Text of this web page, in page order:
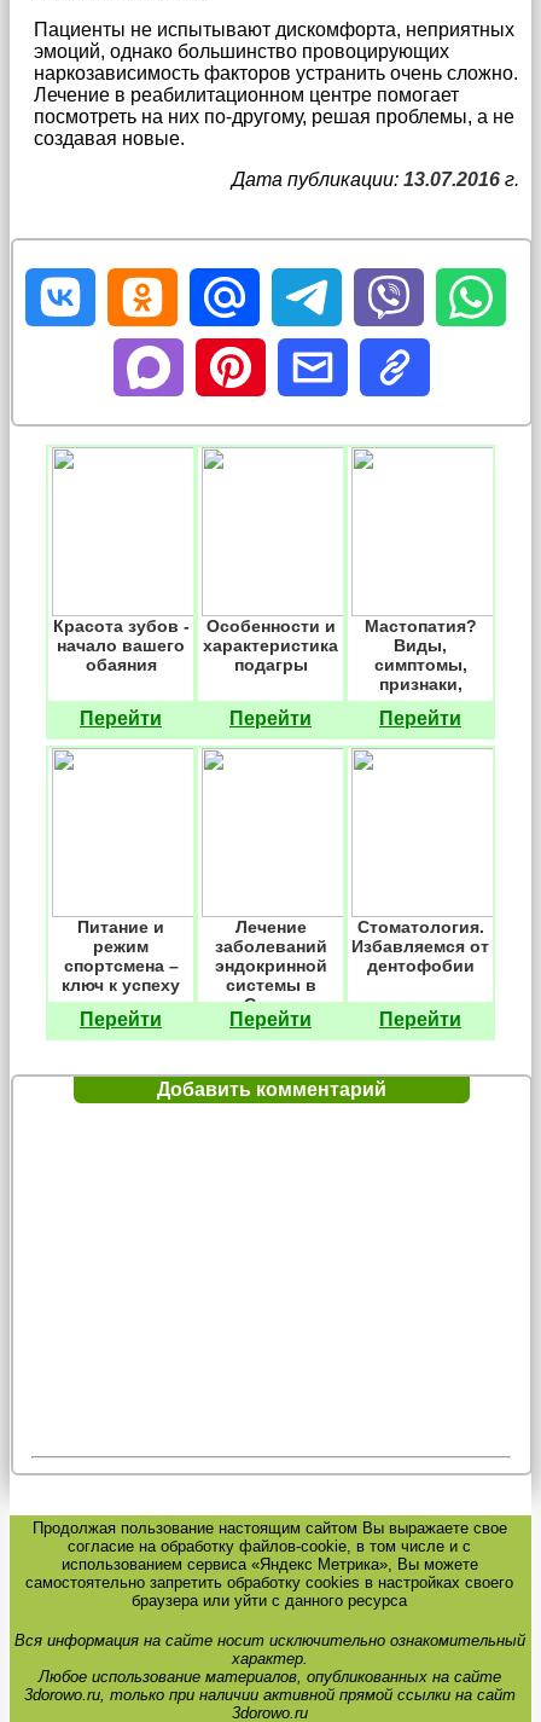
Пациенты не испытывают дискомфорта, неприятных
эмоций, однако большинство провоцирующих
наркозависимость факторов устранить очень сложно.
Лечение в реабилитационном центре помогает
посмотреть на них по-другому, решая проблемы, а не
создавая новые.
Дата публикации: 13.07.2016 г.
Красота зубов -
начало вашего
обаяния
Перейти
Особенности и
характеристика
подагры
Перейти
Мастопатия?
Виды,
симптомы,
признаки,
лечение
Перейти
Питание и
режим
спортсмена –
ключ к успеху
Перейти
Лечение
заболеваний
эндокринной
системы в
Санкт-
Петербурге
Перейти
Стоматология.
Избавляемся от
дентофобии
Перейти
Добавить комментарий
Продолжая пользование настоящим сайтом Вы выражаете свое
согласие на обработку файлов-cookie, в том числе и с
использованием сервиса «Яндекс Метрика», Вы можете
самостоятельно запретить обработку cookies в настройках своего
браузера или уйти с данного ресурса
Вся информация на сайте носит исключительно ознакомительный
характер.
Любое использование материалов, опубликованных на сайте
3dorowo.ru, только при наличии активной прямой ссылки на сайт
3dorowo.ru